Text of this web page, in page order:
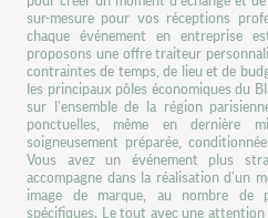
sur-mesure pour vos réceptions
chaque événement en entreprise
proposons une offre traiteur
contraintes de temps, de lieu et de
les principaux pôles économiques du
sur l’ensemble de la région
ponctuelles, même en dernière
soigneusement préparée,
Vous avez un événement plus
accompagne dans la réalisation d’un
image de marque, au nombre de
spécifiques. Le tout avec une